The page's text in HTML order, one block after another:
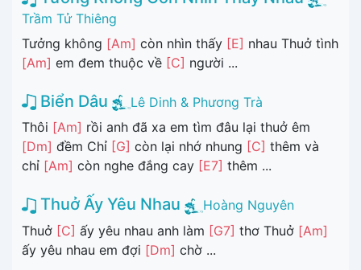
Trầm Tử Thiêng
Tưởng không [Am] còn nhìn thấy [E] nhau Thuở tình
[Am] em đem thuộc về [C] người ...
Biển Dâu
Lê Dinh & Phương Trà
Thôi [Am] rồi anh đã xa em tìm đâu lại thuở êm
[Dm] đềm Chỉ [G] còn lại nhớ nhung [C] thêm và
chỉ [Am] còn nghe đắng cay [E7] thêm ...
Thuở Ấy Yêu Nhau
Hoàng Nguyên
Thuở [C] ấy yêu nhau anh làm [G7] thơ Thuở [Am]
ấy yêu nhau em đợi [Dm] chờ ...